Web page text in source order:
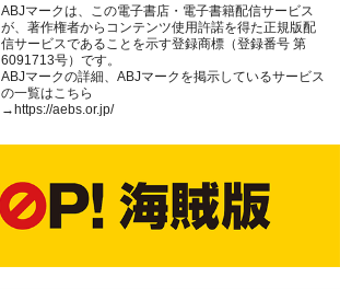
ABJマークは、この電子書店・電子書籍配信サービス
が、著作権者からコンテンツ使用許諾を得た正規版配
信サービスであることを示す登録商標（登録番号 第
6091713号）です。
ABJマークの詳細、ABJマークを掲示しているサービス
の一覧はこちら
→ https://aebs.or.jp/